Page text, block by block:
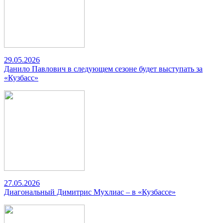
29.05.2026
Данило Павлович в следующем сезоне будет выступать за
«Кузбасс»
27.05.2026
Диагональный Димитрис Мухлиас – в «Кузбассе»